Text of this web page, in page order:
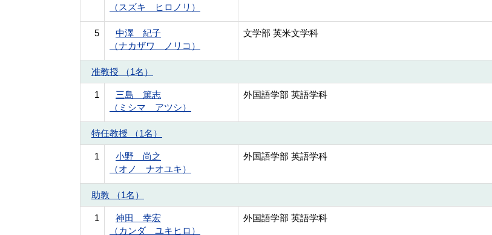
（スズキ ヒロノリ）
5
中澤 紀子
（ナカザワ ノリコ）
文学部 英米文学科
准教授 （1名）
1
三島 篤志
（ミシマ アツシ）
外国語学部 英語学科
特任教授 （1名）
1
小野 尚之
（オノ ナオユキ）
外国語学部 英語学科
助教 （1名）
1
神田 幸宏
（カンダ ユキヒロ）
外国語学部 英語学科